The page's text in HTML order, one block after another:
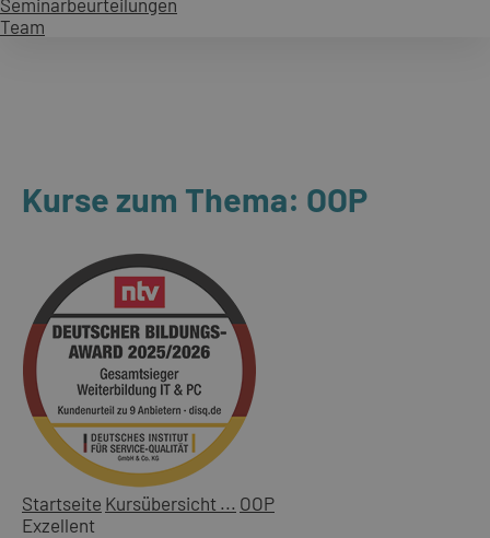
Team
Kurse zum Thema: OOP
Startseite Kursübersicht ... OOP
Exzellent